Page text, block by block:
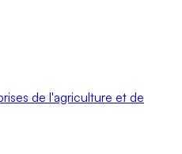
de l'agriculture et de